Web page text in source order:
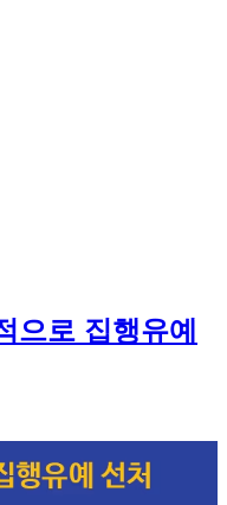
으로 집행유예